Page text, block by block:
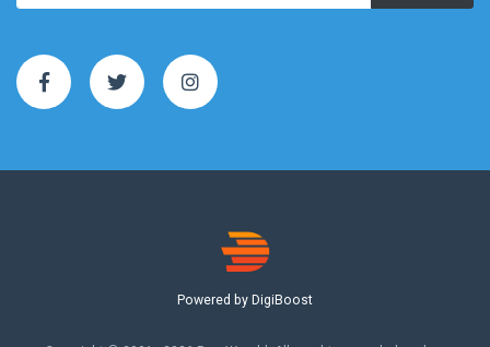
Powered by DigiBoost